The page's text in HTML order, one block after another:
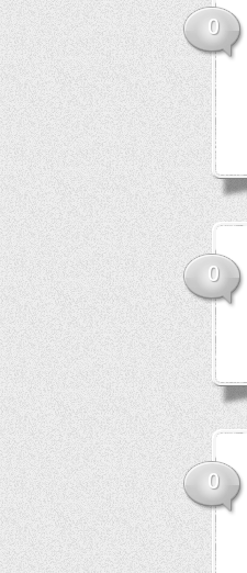
0
0
0